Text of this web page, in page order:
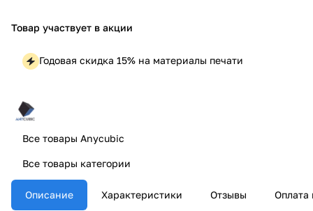
Товар участвует в акции
Годовая скидка 15% на материалы печати
Все товары Anycubic
Все товары категории
Описание Характеристики Отзывы Оплата